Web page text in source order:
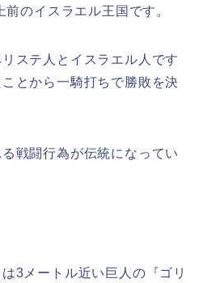
のイスラエル王国です。
ステ人とイスラエル人です
とから一騎打ちで勝敗を決
戦闘行為が伝統になってい
3メートル近い巨人の『ゴリ